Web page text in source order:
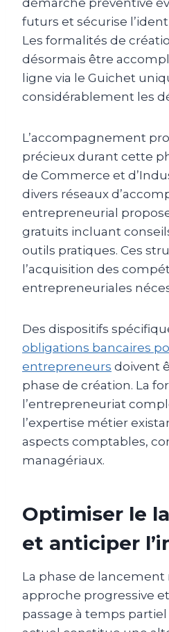
démarche préventive
futurs et sécurise
Les formalités de
désormais être
ligne via le Guichet
considérablement les
L’accompagnement
précieux durant cette
de Commerce et
divers réseaux
entrepreneurial
gratuits incluant
outils pratiques. Ces
l’acquisition des
entrepreneuriales
Des dispositifs
obligations bancaires
entrepreneurs doivent
phase de création. La
l’entrepreneuriat
l’expertise métier
aspects comptables,
managériaux.
Optimiser le
et anticiper
La phase de lancement
approche progressive
passage à temps partiel